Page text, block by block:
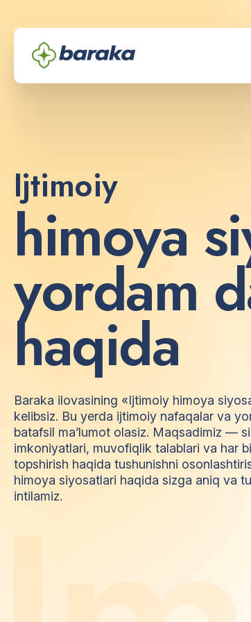
Ijtimoiy
himoya si
yordam d
haqida
Baraka ilovasining «Ijtimoiy himoya
kelibsiz. Bu yerda ijtimoiy nafaqalar va
batafsil ma’lumot olasiz. Maqsadimiz —
imkoniyatlari, muvofiqlik talablari va har
topshirish haqida tushunishni
himoya siyosatlari haqida sizga aniq va
intilamiz.